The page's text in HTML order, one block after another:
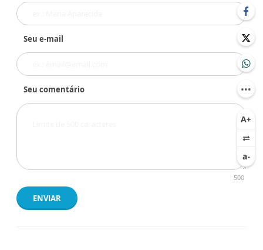
Seu e-mail
Seu comentário
500
ENVIAR